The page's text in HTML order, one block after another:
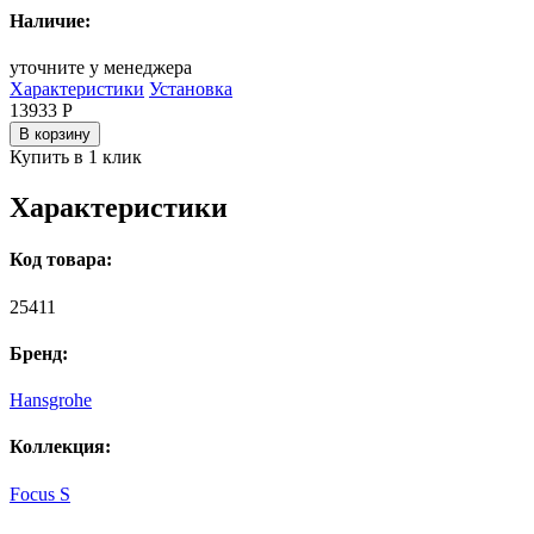
Наличие:
уточните у менеджера
Характеристики Установка
13933 Р
В корзину
Купить в 1 клик
Характеристики
Код товара:
25411
Бренд:
Hansgrohe
Коллекция:
Focus S